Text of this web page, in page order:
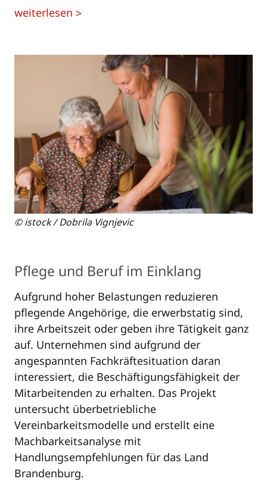
weiterlesen >
© istock / Dobrila Vignjevic
Pflege und Beruf im Einklang
Aufgrund hoher Belastungen reduzieren
pflegende Angehörige, die erwerbstatig sind,
ihre Arbeitszeit oder geben ihre Tätigkeit ganz
auf. Unternehmen sind aufgrund der
angespannten Fachkräftesituation daran
interessiert, die Beschäftigungsfähigkeit der
Mitarbeitenden zu erhalten. Das Projekt
untersucht überbetriebliche
Vereinbarkeitsmodelle und erstellt eine
Machbarkeitsanalyse mit
Handlungsempfehlungen für das Land
Brandenburg.